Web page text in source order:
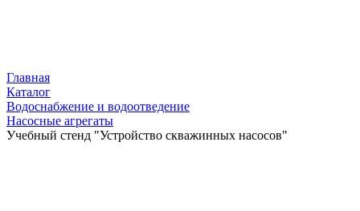
Главная
Каталог
Водоснабжение и водоотведение
Насосные агрегаты
Учебный стенд "Устройство скважинных насосов"